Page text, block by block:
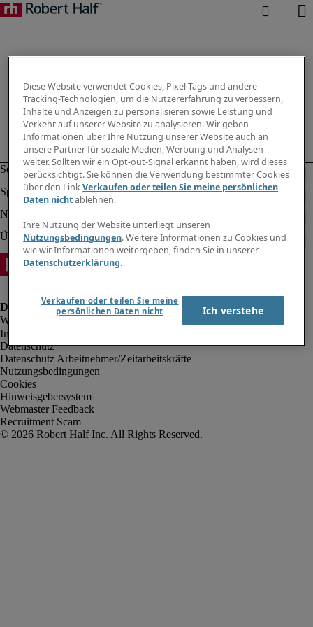
Impressum
Datenschutz
Datenschutz Arbeitnehmer/Zeitarbeitskräfte
Nutzungsbedingungen
Cookies
Hinweisgebersystem
Webmaster Feedback
Recruitment Scam
Diese Website verwendet Cookies, Pixel-Tags und andere
Tracking-Technologien, um die Nutzererfahrung zu verbessern,
Inhalte und Anzeigen zu personalisieren sowie Leistung und
Verkehr auf unserer Website zu analysieren. Wir geben
Informationen über Ihre Nutzung unserer Website auch an
unsere Partner für soziale Medien, Werbung und Analysen
weiter. Sollten wir ein Opt-out-Signal erkannt haben, wird dieses
berücksichtigt. Sie können die Verwendung bestimmter Cookies
über den LinkVerkaufen oder teilen Sie meine persönlichen
Daten nichtablehnen.
Ihre Nutzung der Website unterliegt unseren
Nutzungsbedingungen. Weitere Informationen zu Cookies und
wie wir Informationen weitergeben, finden Sie in unserer
Datenschutzerklärung.
Verkaufen oder teilen Sie meine
persönlichen Daten nicht
Ich verstehe